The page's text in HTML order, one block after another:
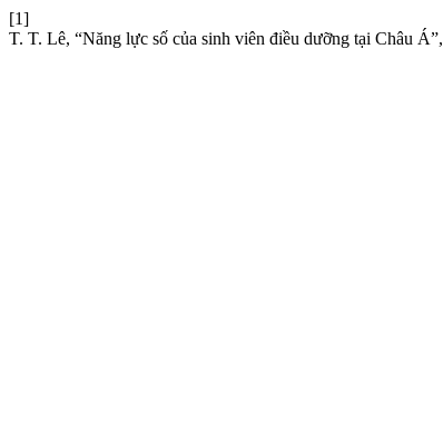
[1]
T. T. Lê, “Năng lực số của sinh viên điều dưỡng tại Châu Á”,